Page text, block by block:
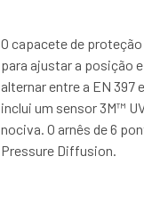
O capacete de
para ajustar a posição
alternar entre a EN 397
inclui um sensor 3M™
nociva. O arnês de 6
Pressure Diffusion.